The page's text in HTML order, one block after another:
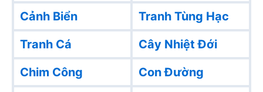
Cảnh Biển
Tranh Tùng Hạc
Tranh Cá
Cây Nhiệt Đới
Chim Công
Con Đường